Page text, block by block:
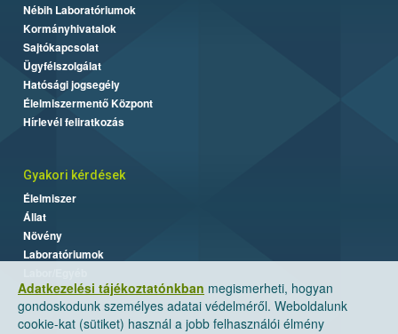
Adatkezelési tájékoztatónkban megismerheti, hogyan
gondoskodunk személyes adatai védelméről. Weboldalunk
cookie-kat (sütiket) használ a jobb felhasználói élmény
Nébih Laboratóriumok
Kormányhivatalok
Sajtókapcsolat
Ügyfélszolgálat
Hatósági jogsegély
Élelmiszermentő Központ
Hírlevél feliratkozás
Gyakori kérdések
Élelmiszer
Állat
Növény
Laboratóriumok